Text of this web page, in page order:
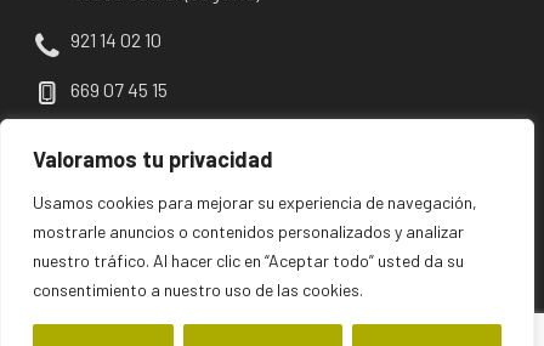
Valoramos tu privacidad
Usamos cookies para mejorar su experiencia de navegación,
mostrarle anuncios o contenidos personalizados y analizar
nuestro tráfico. Al hacer clic en “Aceptar todo” usted da su
consentimiento a nuestro uso de las cookies.
921 14 02 10
669 07 45 15